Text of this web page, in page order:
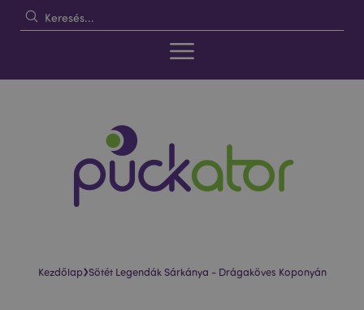
Kezdőlap›Sötét Legendák Sárkánya - Drágaköves Koponyán